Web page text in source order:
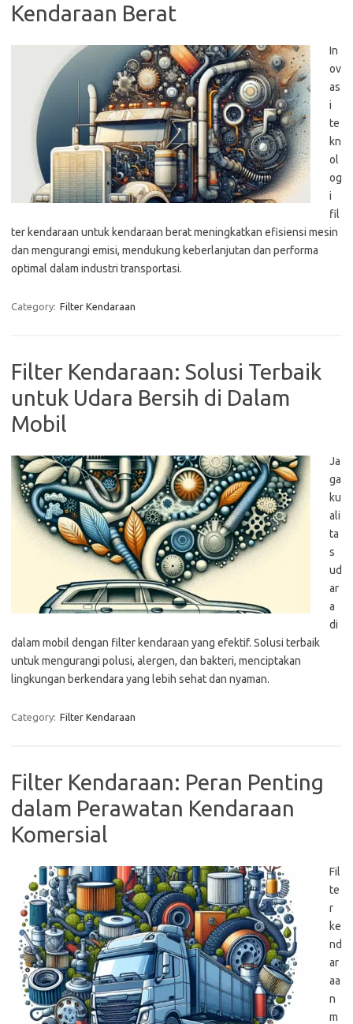
Kendaraan Berat
In
ov
as
i
te
kn
ol
og
i
fil
ter kendaraan untuk kendaraan berat meningkatkan efisiensi mesin
dan mengurangi emisi, mendukung keberlanjutan dan performa
optimal dalam industri transportasi.
Category: Filter Kendaraan
Filter Kendaraan: Solusi Terbaik
untuk Udara Bersih di Dalam
Mobil
Ja
ga
ku
ali
ta
s
ud
ar
a
di
dalam mobil dengan filter kendaraan yang efektif. Solusi terbaik
untuk mengurangi polusi, alergen, dan bakteri, menciptakan
lingkungan berkendara yang lebih sehat dan nyaman.
Category: Filter Kendaraan
Filter Kendaraan: Peran Penting
dalam Perawatan Kendaraan
Komersial
Fil
te
r
ke
nd
ar
aa
n
m